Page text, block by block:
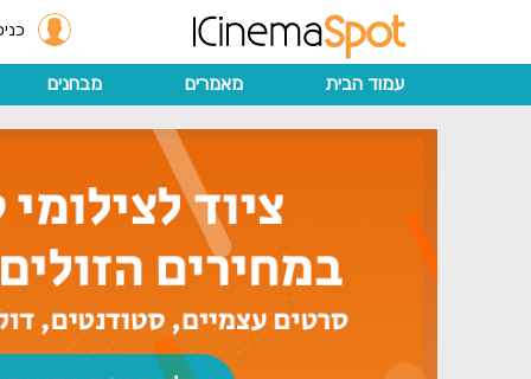
עמוד הבית מאמרים מבחנים